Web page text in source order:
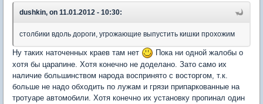
dushkin, on 11.01.2012 - 10:30:
столбики вдоль дороги, угрожающие выпустить кишки прохожим
Ну таких наточенных краев там нет
Пока ни одной жалобы о
хотя бы царапине. Хотя конечно не доделано. Зато само их
наличие большинством народа воспринято с восторгом, т.к.
больше не надо обходить по лужам и грязи припаркованные на
тротуаре автомобили. Хотя конечно их установку пропинал один